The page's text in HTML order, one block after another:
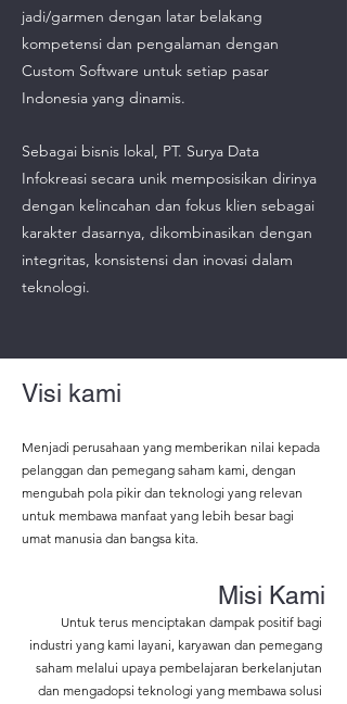
jadi/garmen dengan latar belakang
kompetensi dan pengalaman dengan
Custom Software untuk setiap pasar
Indonesia yang dinamis.
Sebagai bisnis lokal, PT. Surya Data
Infokreasi secara unik memposisikan dirinya
dengan kelincahan dan fokus klien sebagai
karakter dasarnya, dikombinasikan dengan
integritas, konsistensi dan inovasi dalam
teknologi.
Visi kami
Menjadi perusahaan yang memberikan nilai kepada
pelanggan dan pemegang saham kami, dengan
mengubah pola pikir dan teknologi yang relevan
untuk membawa manfaat yang lebih besar bagi
umat manusia dan bangsa kita.
Misi Kami
Untuk terus menciptakan dampak positif bagi
industri yang kami layani, karyawan dan pemegang
saham melalui upaya pembelajaran berkelanjutan
dan mengadopsi teknologi yang membawa solusi